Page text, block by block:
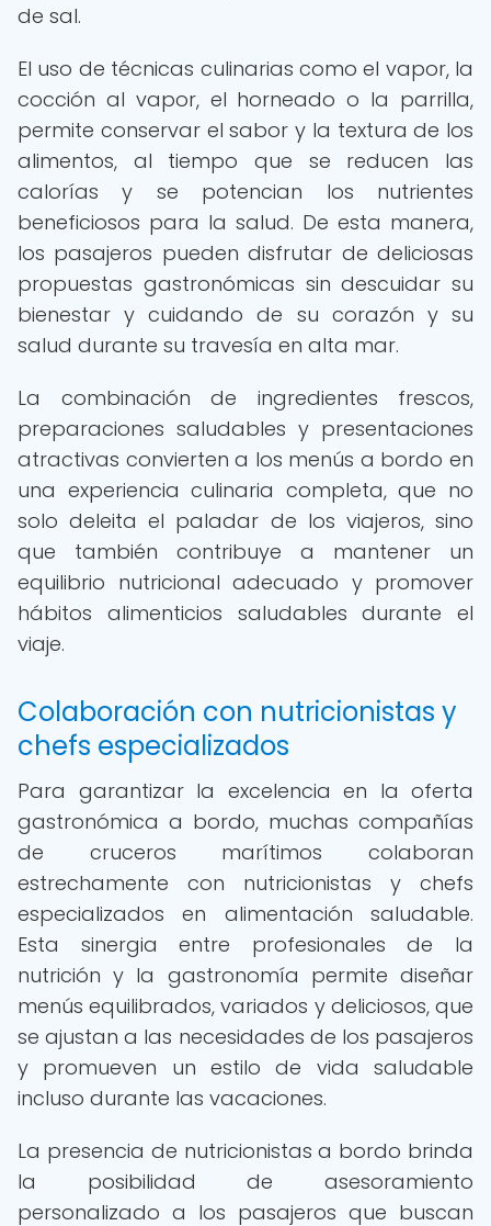
de sal.
El uso de técnicas culinarias como el vapor, la
cocción al vapor, el horneado o la parrilla,
permite conservar el sabor y la textura de los
alimentos, al tiempo que se reducen las
calorías y se potencian los nutrientes
beneficiosos para la salud. De esta manera,
los pasajeros pueden disfrutar de deliciosas
propuestas gastronómicas sin descuidar su
bienestar y cuidando de su corazón y su
salud durante su travesía en alta mar.
La combinación de ingredientes frescos,
preparaciones saludables y presentaciones
atractivas convierten a los menús a bordo en
una experiencia culinaria completa, que no
solo deleita el paladar de los viajeros, sino
que también contribuye a mantener un
equilibrio nutricional adecuado y promover
hábitos alimenticios saludables durante el
viaje.
Colaboración con nutricionistas y
chefs especializados
Para garantizar la excelencia en la oferta
gastronómica a bordo, muchas compañías
de cruceros marítimos colaboran
estrechamente con nutricionistas y chefs
especializados en alimentación saludable.
Esta sinergia entre profesionales de la
nutrición y la gastronomía permite diseñar
menús equilibrados, variados y deliciosos, que
se ajustan a las necesidades de los pasajeros
y promueven un estilo de vida saludable
incluso durante las vacaciones.
La presencia de nutricionistas a bordo brinda
la posibilidad de asesoramiento
personalizado a los pasajeros que buscan